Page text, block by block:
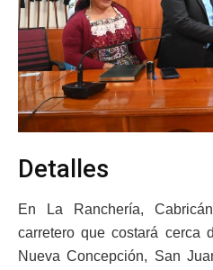
Detalles
En La Ranchería,
carretero que costará cerca
Nueva Concepción, San